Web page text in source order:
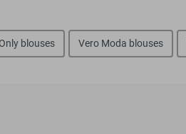
Only blouses Vero Moda blouses